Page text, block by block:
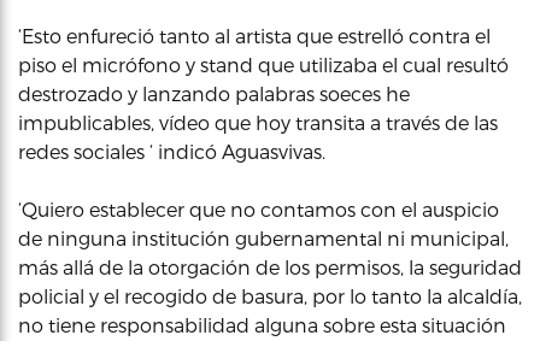
‘Esto enfureció tanto al artista que estrelló contra el
piso el micrófono y stand que utilizaba el cual resultó
destrozado y lanzando palabras soeces he
impublicables, vídeo que hoy transita a través de las
redes sociales ‘ indicó Aguasvivas.
‘Quiero establecer que no contamos con el auspicio
de ninguna institución gubernamental ni municipal,
más allá de la otorgación de los permisos, la seguridad
policial y el recogido de basura, por lo tanto la alcaldía,
no tiene responsabilidad alguna sobre esta situación